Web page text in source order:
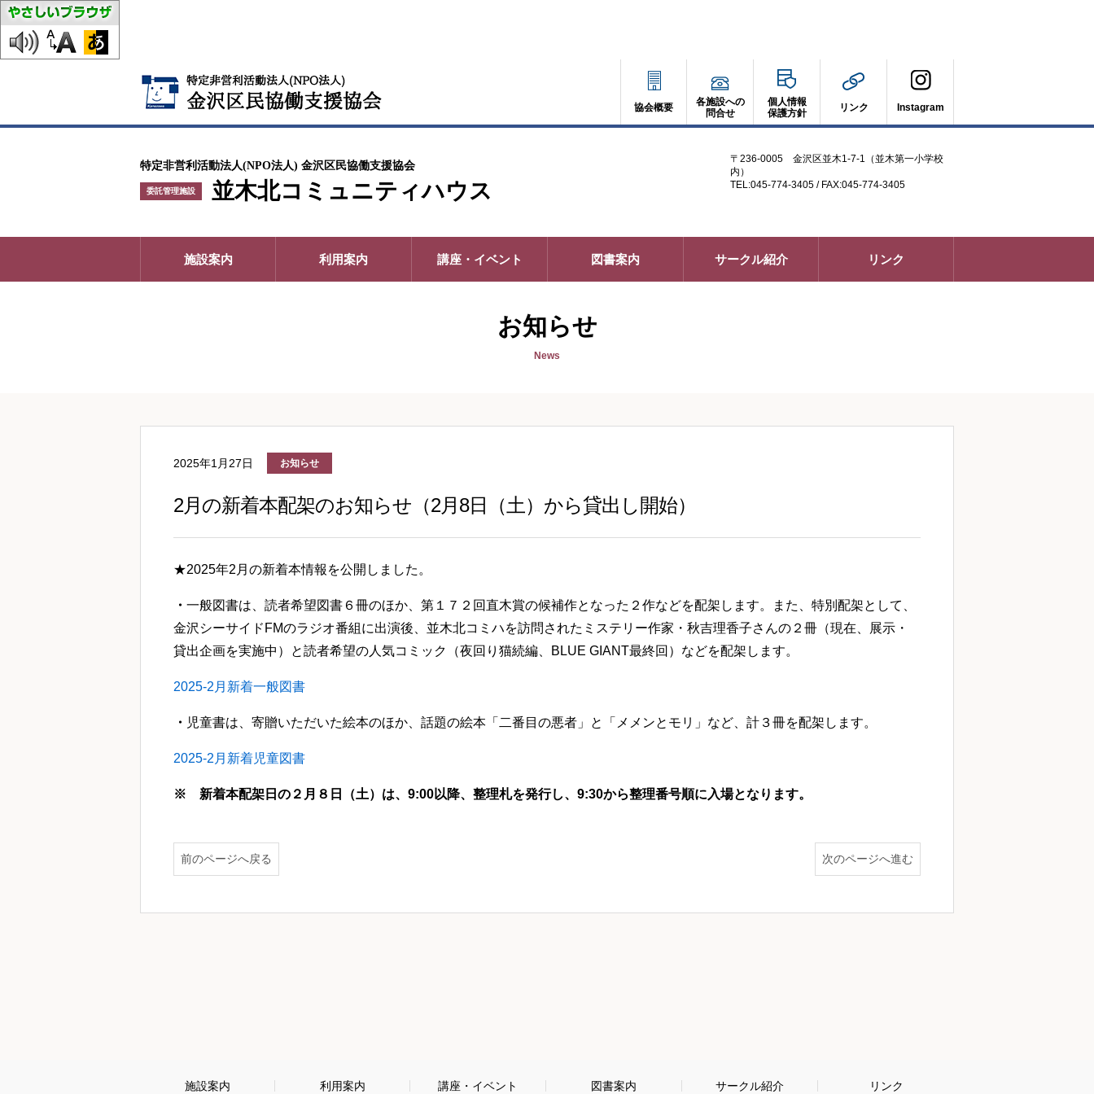
協会概要
各施設への
問合せ
個人情報
保護方針
リンク Instagram
特定非営利活動法人(NPO法人) 金沢区民協働支援協会
委託管理施設 並木北コミュニティハウス
〒236-0005 金沢区並木1-7-1（並木第一小学校
内）
TEL:045-774-3405 / FAX:045-774-3405
施設案内 利用案内 講座・イベント 図書案内 サークル紹介 リンク
お知らせ
News
2025年1月27日 お知らせ
2月の新着本配架のお知らせ（2月8日（土）から貸出し開始）
★2025年2月の新着本情報を公開しました。
・ 一般図書は、読者希望図書６冊のほか、第１７２回直木賞の候補作となった２作などを配架します。また、特別配架として、
金沢シーサイドFMのラジオ番組に出演後、並木北コミハを訪問されたミステリー作家・秋吉理香子さんの２冊（現在、展示・
貸出企画を実施中）と読者希望の人気コミック（夜回り猫続編、BLUE GIANT最終回）などを配架します。
2025-2月新着一般図書
・ 児童書は、寄贈いただいた絵本のほか、話題の絵本「二番目の悪者」と「メメンとモリ」など、計３冊を配架します。
2025-2月新着児童図書
※ 新着本配架日の２月８日（土）は、9:00以降、整理札を発行し、9:30から整理番号順に入場となります。
前のページへ戻る 次のページへ進む
施設案内 利用案内 講座・イベント 図書案内 サークル紹介 リンク